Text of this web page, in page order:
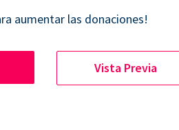
aumentar las donaciones!
Vista Previa